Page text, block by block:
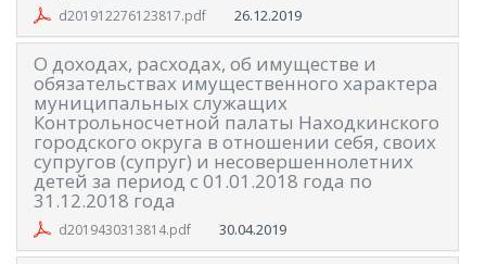
d201912276123817.pdf 26.12.2019
О доходах, расходах, об имуществе и
обязательствах имущественного характера
муниципальных служащих
Контрольносчетной палаты Находкинского
городского округа в отношении себя, своих
супругов (супруг) и несовершеннолетних
детей за период с 01.01.2018 года по
31.12.2018 года
d2019430313814.pdf 30.04.2019